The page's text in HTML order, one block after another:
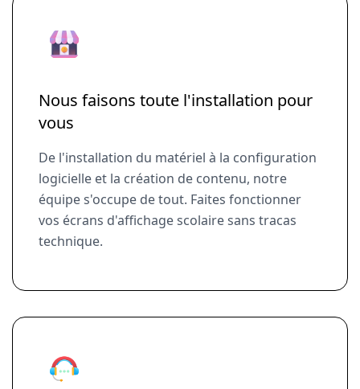
Nous faisons toute l'installation pour
vous
De l'installation du matériel à la configuration
logicielle et la création de contenu, notre
équipe s'occupe de tout. Faites fonctionner
vos écrans d'affichage scolaire sans tracas
technique.